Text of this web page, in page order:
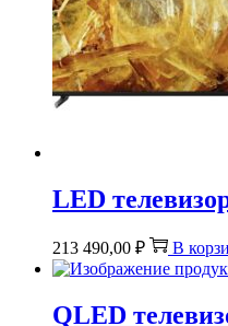
LED
213 490,00 ₽ В
QLED